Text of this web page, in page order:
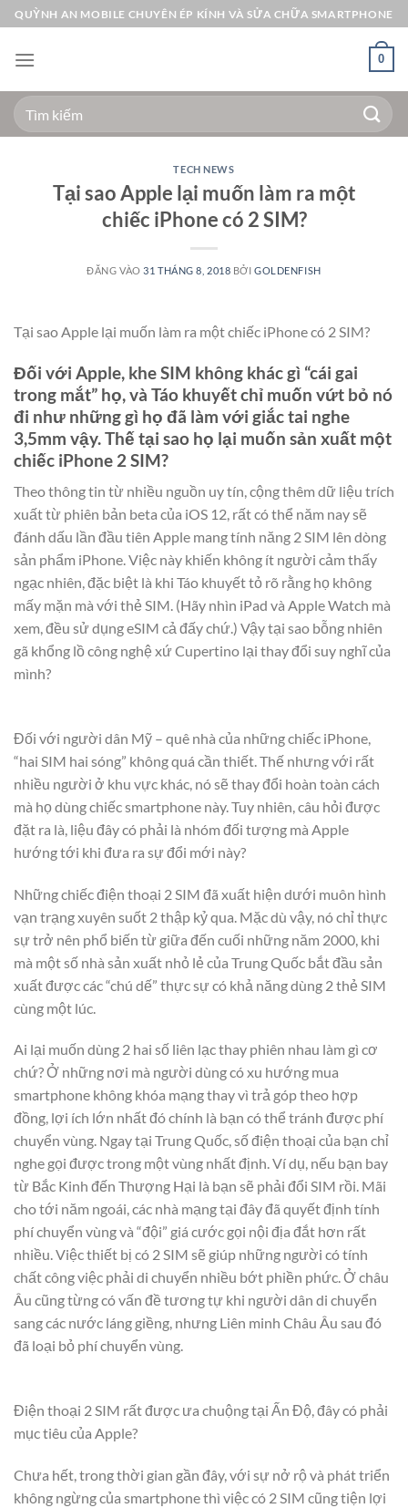
Bỏ
qua
nội
QUỲNH AN MOBILE CHUYÊN ÉP KÍNH VÀ SỬA CHỮA SMARTPHONE
0
Tìm
kiếm:
TECH NEWS
Tại sao Apple lại muốn làm ra một
chiếc iPhone có 2 SIM?
ĐĂNG VÀO31 THÁNG 8, 2018 BỞIGOLDENFISH
Tại sao Apple lại muốn làm ra một chiếc iPhone có 2 SIM?
Đối với Apple, khe SIM không khác gì “cái gai
trong mắt” họ, và Táo khuyết chỉ muốn vứt bỏ nó
đi như những gì họ đã làm với giắc tai nghe
3,5mm vậy. Thế tại sao họ lại muốn sản xuất một
chiếc iPhone 2 SIM?
Theo thông tin từ nhiều nguồn uy tín, cộng thêm dữ liệu trích
xuất từ phiên bản beta của iOS 12, rất có thể năm nay sẽ
đánh dấu lần đầu tiên Apple mang tính năng 2 SIM lên dòng
sản phẩm iPhone. Việc này khiến không ít người cảm thấy
ngạc nhiên, đặc biệt là khi Táo khuyết tỏ rõ rằng họ không
mấy mặn mà với thẻ SIM. (Hãy nhìn iPad và Apple Watch mà
xem, đều sử dụng eSIM cả đấy chứ.) Vậy tại sao bỗng nhiên
gã khổng lồ công nghệ xứ Cupertino lại thay đổi suy nghĩ của
mình?
Đối với người dân Mỹ – quê nhà của những chiếc iPhone,
“hai SIM hai sóng” không quá cần thiết. Thế nhưng với rất
nhiều người ở khu vực khác, nó sẽ thay đổi hoàn toàn cách
mà họ dùng chiếc smartphone này. Tuy nhiên, câu hỏi được
đặt ra là, liệu đây có phải là nhóm đối tượng mà Apple
hướng tới khi đưa ra sự đổi mới này?
Những chiếc điện thoại 2 SIM đã xuất hiện dưới muôn hình
vạn trạng xuyên suốt 2 thập kỷ qua. Mặc dù vậy, nó chỉ thực
sự trở nên phổ biến từ giữa đến cuối những năm 2000, khi
mà một số nhà sản xuất nhỏ lẻ của Trung Quốc bắt đầu sản
xuất được các “chú dế” thực sự có khả năng dùng 2 thẻ SIM
cùng một lúc.
Ai lại muốn dùng 2 hai số liên lạc thay phiên nhau làm gì cơ
chứ? Ở những nơi mà người dùng có xu hướng mua
smartphone không khóa mạng thay vì trả góp theo hợp
đồng, lợi ích lớn nhất đó chính là bạn có thể tránh được phí
chuyển vùng. Ngay tại Trung Quốc, số điện thoại của bạn chỉ
nghe gọi được trong một vùng nhất định. Ví dụ, nếu bạn bay
từ Bắc Kinh đến Thượng Hại là bạn sẽ phải đổi SIM rồi. Mãi
cho tới năm ngoái, các nhà mạng tại đây đã quyết định tính
phí chuyển vùng và “đội” giá cước gọi nội địa đắt hơn rất
nhiều. Việc thiết bị có 2 SIM sẽ giúp những người có tính
chất công việc phải di chuyển nhiều bớt phiền phức. Ở châu
Âu cũng từng có vấn đề tương tự khi người dân di chuyển
sang các nước láng giềng, nhưng Liên minh Châu Âu sau đó
đã loại bỏ phí chuyển vùng.
Điện thoại 2 SIM rất được ưa chuộng tại Ấn Độ, đây có phải
mục tiêu của Apple?
Chưa hết, trong thời gian gần đây, với sự nở rộ và phát triển
không ngừng của smartphone thì việc có 2 SIM cũng tiện lợi